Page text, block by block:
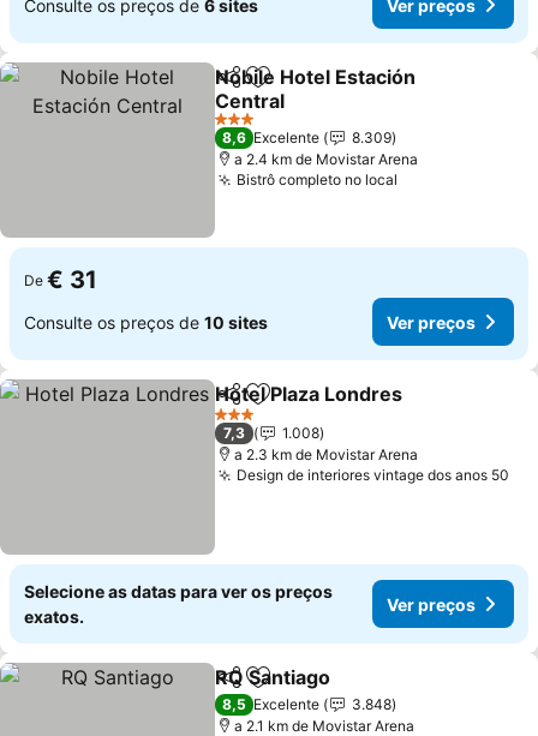
Consulte os preços de 6 sites Ver preços
PartilharAdicionar aos favoritos
Nobile Hotel Estación
Central
Ver preços
3 Estrelas
8,6 Excelente
8.309
a 2.4 km de Movistar Arena
Bistrô completo no local
De € 31
Consulte os preços de 10 sites Ver preços
PartilharAdicionar aos favoritos
Hotel Plaza Londres
3 Estrelas
7,3
1.008
a 2.3 km de Movistar Arena
Design de interiores vintage dos anos 50
Selecione as datas para ver os preços
exatos.
Ver preços
PartilharAdicionar aos favoritos
RQ Santiago
8,5 Excelente
3.848
a 2.1 km de Movistar Arena